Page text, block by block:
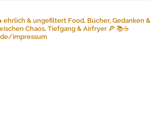
ehrlich & ungefiltert Food, Bücher, Gedanken &
Chaos, Tiefgang & Airfryer 🍕 📚☕️
impressum